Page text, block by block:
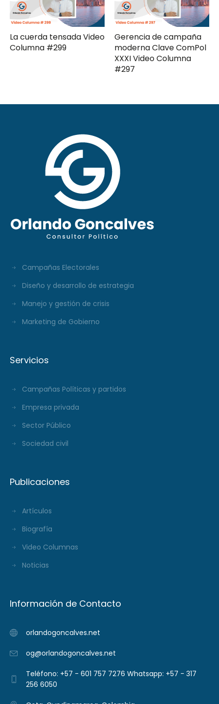
La cuerda tensada Video
Columna #299
Gerencia de campaña
moderna Clave ComPol
XXXI Video Columna
#297
Campañas Electorales
Diseño y desarrollo de estrategia
Manejo y gestión de crisis
Marketing de Gobierno
Servicios
Campañas Políticas y partidos
Empresa privada
Sector Público
Sociedad civil
Publicaciones
Artículos
Biografía
Video Columnas
Noticias
Información de Contacto
orlandogoncalves.net
og@orlandogoncalves.net
Teléfono: +57 - 601 757 7276 Whatsapp: +57 - 317
256 6050